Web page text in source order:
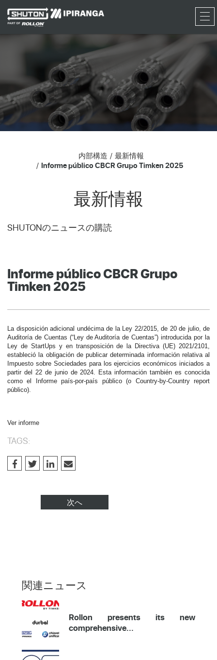
RFQ
内部構造
最新情報
Informe público CBCR Grupo Timken 2025
最新情報
SHUTONのニュースの購読
Informe público CBCR Grupo
Timken 2025
La disposición adicional undécima de la Ley 22/2015, de 20 de julio, de
Auditoría de Cuentas (“Ley de Auditoría de Cuentas”) introducida por la
Ley de StartUps y en transposición de la Directiva (UE) 2021/2101,
estableció la obligación de publicar determinada información relativa al
Impuesto sobre Sociedades para los ejercicios económicos iniciados a
partir del 22 de junio de 2024. Esta información también es conocida
como el Informe país-por-país público (o Country-by-Country report
público).
Ver informe
TAGS:
次へ
関連ニュース
Rollon presents its new
comprehensive...